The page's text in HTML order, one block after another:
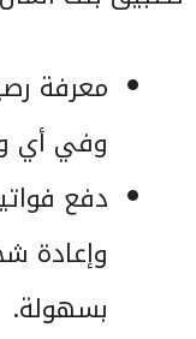
معرفة
وفي أي
دفع
وإعادة
بسهولة.